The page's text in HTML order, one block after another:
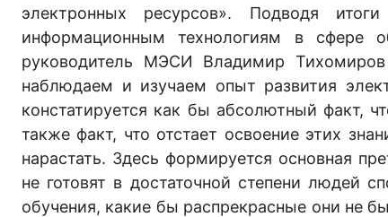
электронных ресурсов». Подводя
информационным технологиям в сфере
руководитель МЭСИ Владимир
наблюдаем и изучаем опыт развития
констатируется как бы абсолютный факт,
также факт, что отстает освоение этих
нарастать. Здесь формируется основная
не готовят в достаточной степени людей
обучения, какие бы распрекрасные они не